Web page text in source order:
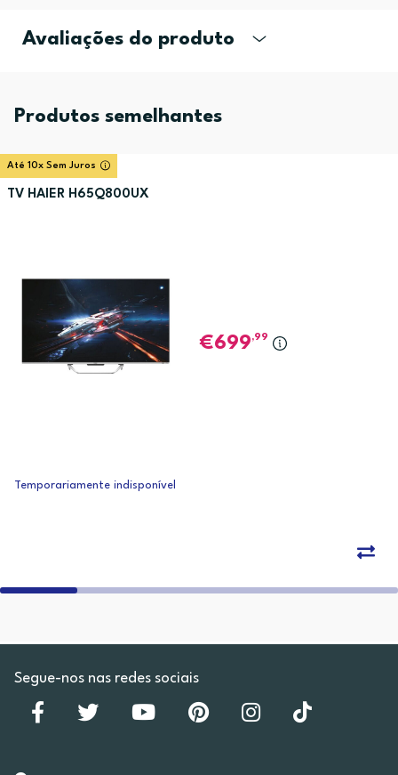
Avaliações do produto
Produtos semelhantes
Até 10x Sem Juros
TV HAIER H65Q800UX
699,99
Temporariamente indisponível
Segue-nos nas redes sociais